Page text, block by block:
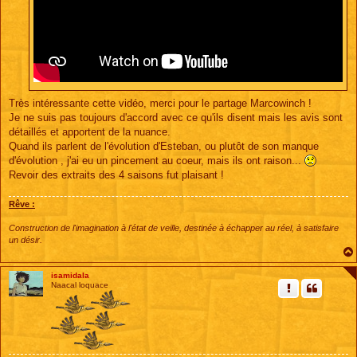
Très intéressante cette vidéo, merci pour le partage Marcowinch !
Je ne suis pas toujours d'accord avec ce qu'ils disent mais les avis sont
détaillés et apportent de la nuance.
Quand ils parlent de l'évolution d'Esteban, ou plutôt de son manque
d'évolution , j'ai eu un pincement au coeur, mais ils ont raison...
Revoir des extraits des 4 saisons fut plaisant !
Rêve :
Construction de l'imagination à l'état de veille, destinée à échapper au réel, à satisfaire
un désir.
isamidala
Naacal loquace